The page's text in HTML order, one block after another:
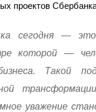
проектов
сегодня —
которой —
Такой
уважение